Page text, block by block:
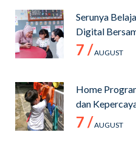
Serunya
Digital
7 /AUGUST
Home
dan
7 /AUGUST